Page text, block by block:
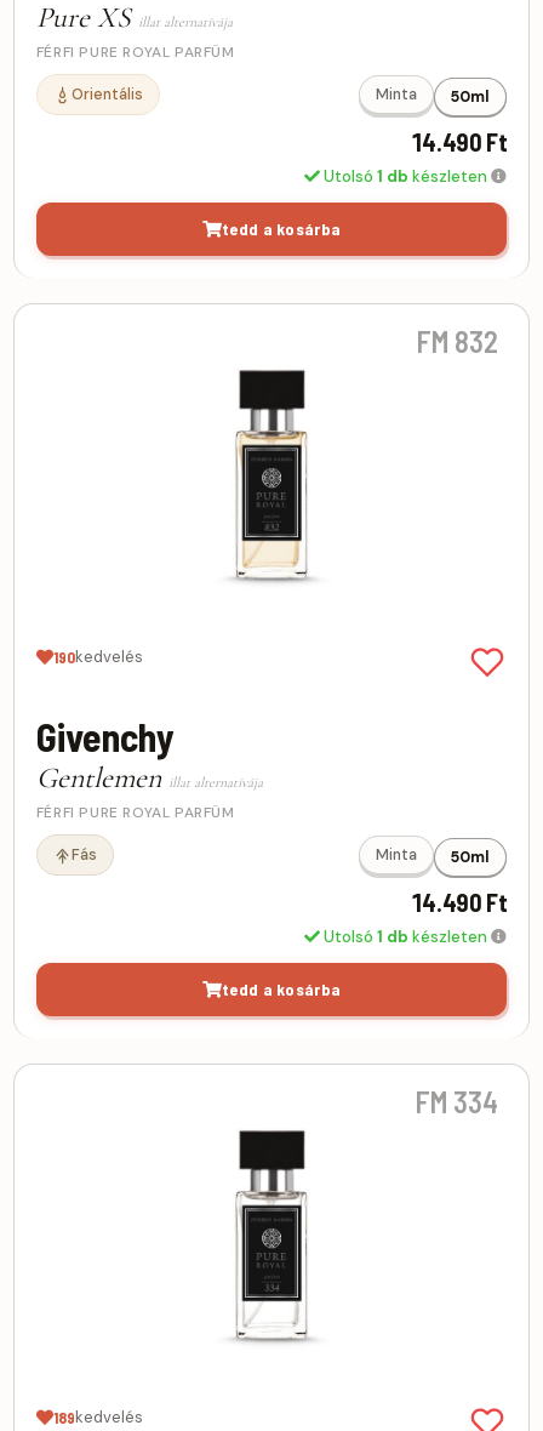
Pure XS illat alternatívája
FÉRFI PURE ROYAL PARFÜM
Orientális Minta 50ml
14.490 Ft
Utolsó1 db készleten
tedd a kosárba
FM 832
190kedvelés
Givenchy
Gentlemen illat alternatívája
FÉRFI PURE ROYAL PARFÜM
Fás Minta 50ml
14.490 Ft
Utolsó1 db készleten
tedd a kosárba
FM 334
189kedvelés